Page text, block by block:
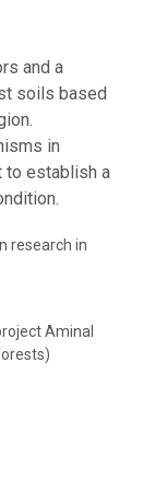
and a
soils based
in
to establish a
research in
Aminal